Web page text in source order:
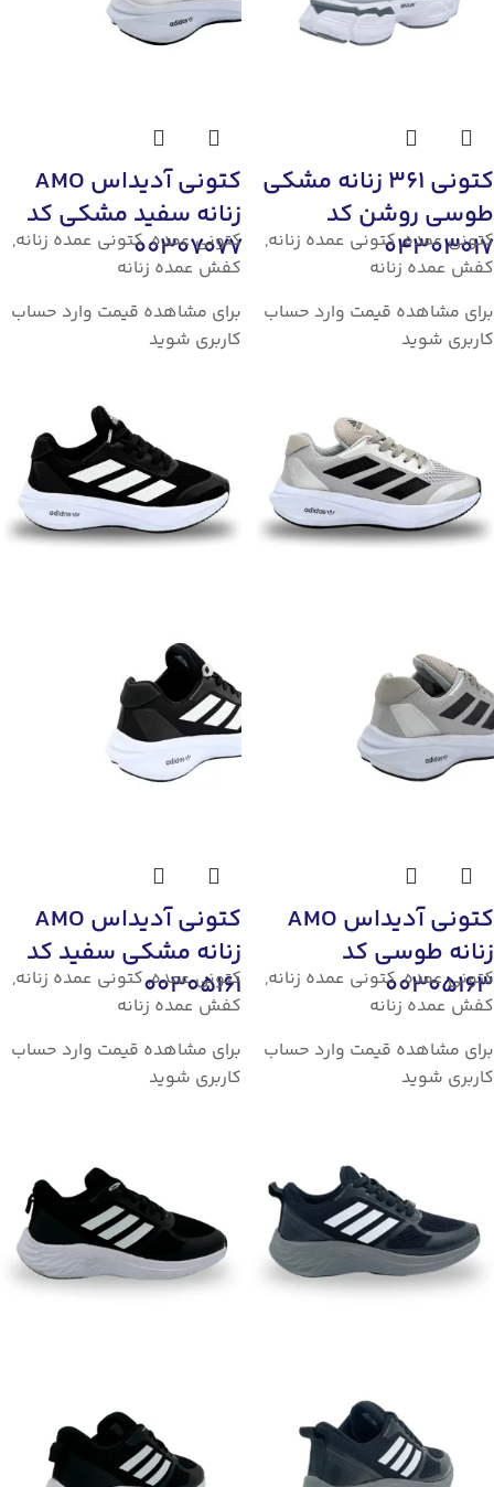
کتونی 361 زنانه مشکی
طوسی روشن کد
04303017
کتونی عمده,کتونی عمده زنانه,
کفش عمده زنانه
برای مشاهده قیمت وارد حساب
کاربری شوید
کتونی آدیداس AMO
زنانه سفید مشکی کد
00307077
کتونی عمده,کتونی عمده زنانه,
کفش عمده زنانه
برای مشاهده قیمت وارد حساب
کاربری شوید
کتونی آدیداس AMO
زنانه طوسی کد
00305163
کتونی عمده,کتونی عمده زنانه,
کفش عمده زنانه
برای مشاهده قیمت وارد حساب
کاربری شوید
کتونی آدیداس AMO
زنانه مشکی سفید کد
00305161
کتونی عمده,کتونی عمده زنانه,
کفش عمده زنانه
برای مشاهده قیمت وارد حساب
کاربری شوید